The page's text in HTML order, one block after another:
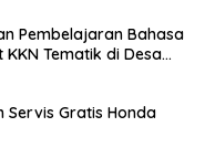
Pembelajaran Bahasa
Tematik di Desa
Servis Gratis Honda